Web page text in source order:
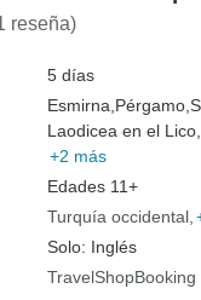
reseña)
5 días
Esmirna, Pérgamo,
Laodicea en el Lico,
+2 más
Edades 11+
Turquía occidental
Solo: Inglés
TravelShopBooking